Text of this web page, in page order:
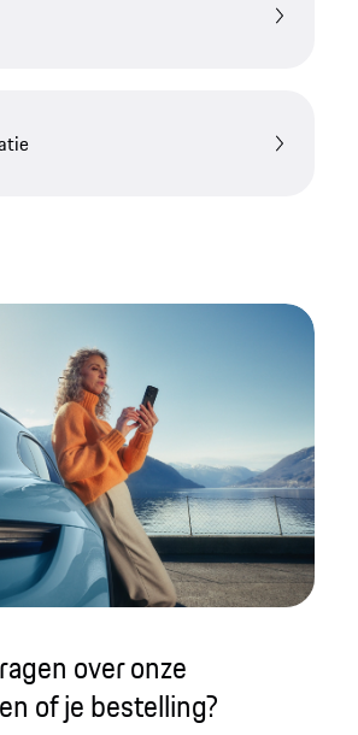
over onze
of je bestelling?